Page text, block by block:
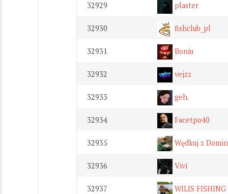
32929 plaster
32930 fishclub_pl
32931 Boniu
32932 vejzz
32933 geh.
32934 Facetpo40
32935 Wędkuj z
32936 Vivi
32937 WILIS FISHING